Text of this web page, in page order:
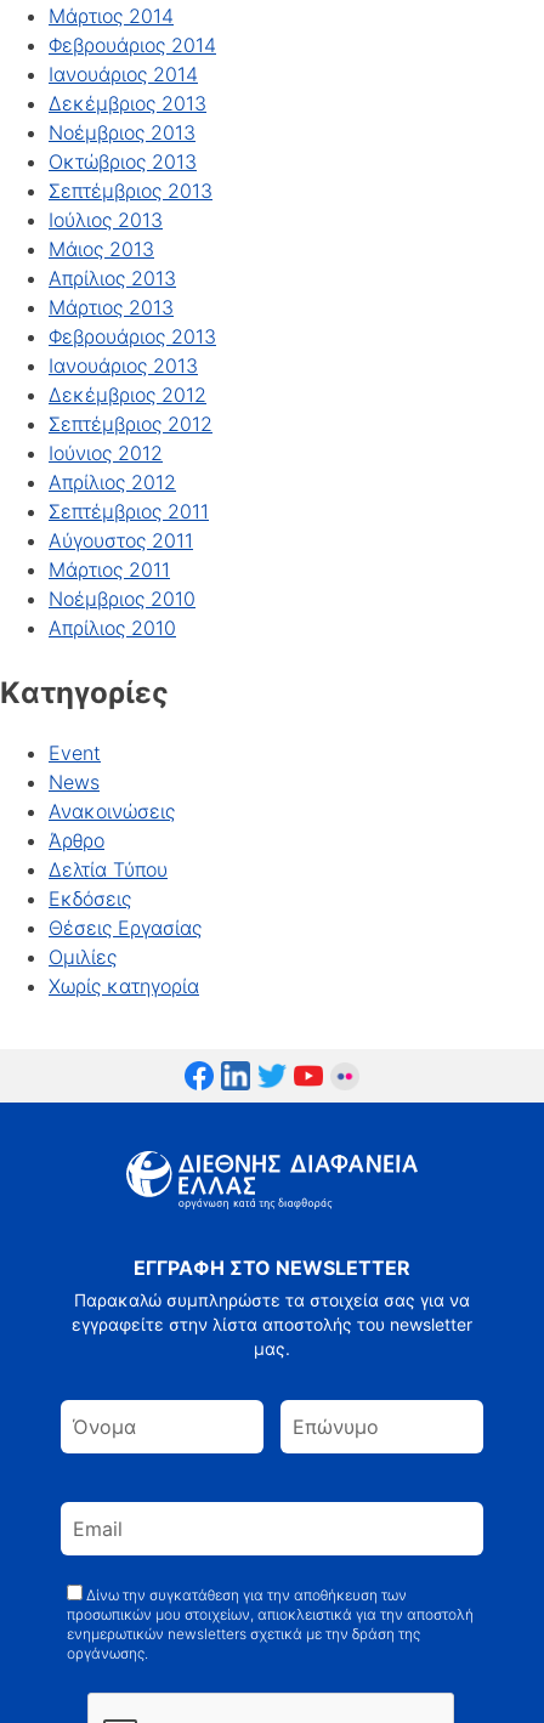
Μάρτιος 2014
Φεβρουάριος 2014
Ιανουάριος 2014
Δεκέμβριος 2013
Νοέμβριος 2013
Οκτώβριος 2013
Σεπτέμβριος 2013
Ιούλιος 2013
Μάιος 2013
Απρίλιος 2013
Μάρτιος 2013
Φεβρουάριος 2013
Ιανουάριος 2013
Δεκέμβριος 2012
Σεπτέμβριος 2012
Ιούνιος 2012
Απρίλιος 2012
Σεπτέμβριος 2011
Αύγουστος 2011
Μάρτιος 2011
Νοέμβριος 2010
Απρίλιος 2010
Kατηγορίες
Event
News
Ανακοινώσεις
Άρθρο
Δελτία Τύπου
Εκδόσεις
Θέσεις Εργασίας
Ομιλίες
Χωρίς κατηγορία
ΕΓΓΡΑΦΗ ΣΤΟ NEWSLETTER
Παρακαλώ συμπληρώστε τα στοιχεία σας για να
εγγραφείτε στην λίστα αποστολής του newsletter
μας.
Δίνω την συγκατάθεση για την αποθήκευση των
προσωπικών μου στοιχείων, απιοκλειστικά για την αποστολή
ενημερωτικών newsletters σχετικά με την δράση της
οργάνωσης.